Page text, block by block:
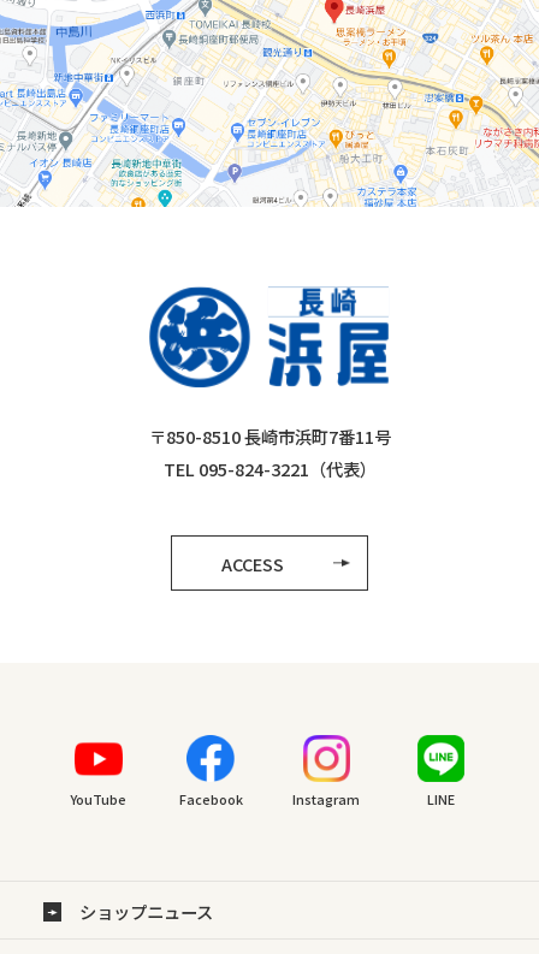
〒850-8510 長崎市浜町7番11号
TEL 095-824-3221（代表）
ACCESS
YouTube Facebook Instagram LINE
ショップニュース